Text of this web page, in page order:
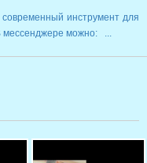
инструмент для
мессенджере можно: ...